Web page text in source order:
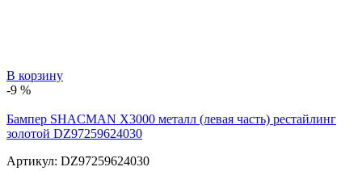
В корзину
-9 %
Бампер SHACMAN X3000 металл (левая часть) рестайлинг
золотой DZ97259624030
Артикул: DZ97259624030